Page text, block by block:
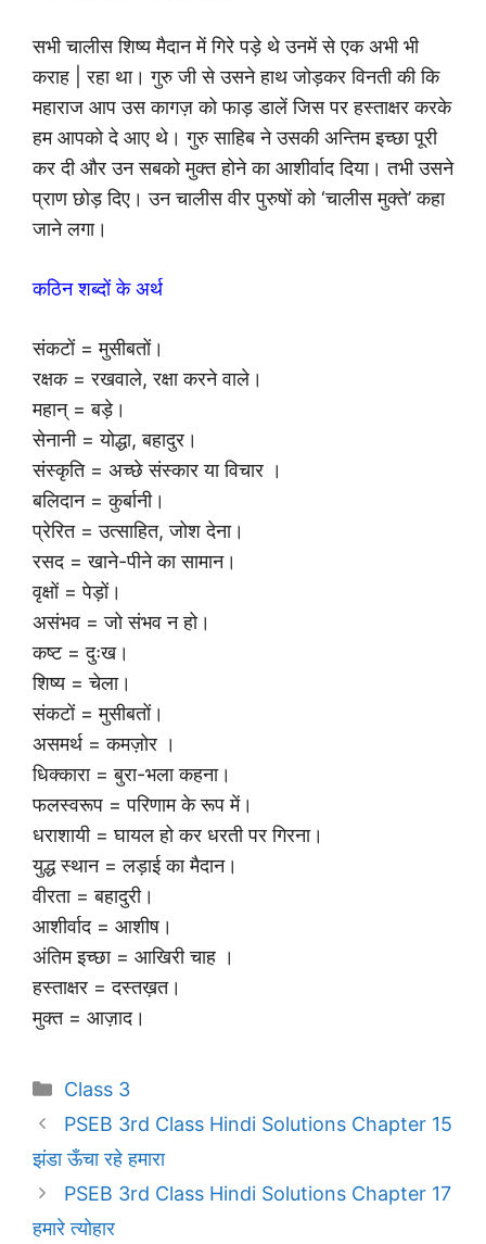
सभी चालीस शिष्य मैदान में गिरे पड़े थे उनमें से एक अभी भी
कराह | रहा था। गुरु जी से उसने हाथ जोड़कर विनती की कि
महाराज आप उस कागज़ को फाड़ डालें जिस पर हस्ताक्षर करके
हम आपको दे आए थे। गुरु साहिब ने उसकी अन्तिम इच्छा पूरी
कर दी और उन सबको मुक्त होने का आशीर्वाद दिया। तभी उसने
प्राण छोड़ दिए। उन चालीस वीर पुरुषों को ‘चालीस मुक्ते’ कहा
जाने लगा।
कठिन शब्दों के अर्थ
संकटों = मुसीबतों।
रक्षक = रखवाले, रक्षा करने वाले।
महान् = बड़े।
सेनानी = योद्धा, बहादुर।
संस्कृति = अच्छे संस्कार या विचार ।
बलिदान = कुर्बानी।
प्रेरित = उत्साहित, जोश देना।
रसद = खाने-पीने का सामान।
वृक्षों = पेड़ों।
असंभव = जो संभव न हो।
कष्ट = दुःख।
शिष्य = चेला।
संकटों = मुसीबतों।
असमर्थ = कमज़ोर ।
धिक्कारा = बुरा-भला कहना।
फलस्वरूप = परिणाम के रूप में।
धराशायी = घायल हो कर धरती पर गिरना।
युद्ध स्थान = लड़ाई का मैदान।
वीरता = बहादुरी।
आशीर्वाद = आशीष।
अंतिम इच्छा = आखिरी चाह ।
हस्ताक्षर = दस्तख़त।
मुक्त = आज़ाद।
Categories
Class 3
PSEB 3rd Class Hindi Solutions Chapter 15
झंडा ऊँचा रहे हमारा
PSEB 3rd Class Hindi Solutions Chapter 17
हमारे त्योहार